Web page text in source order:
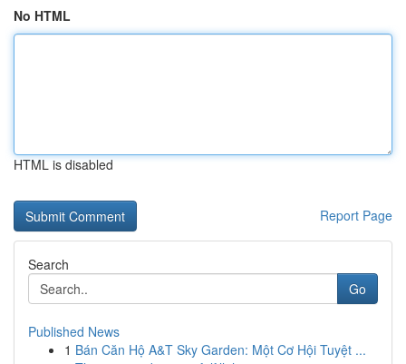
No HTML
HTML is disabled
Report Page
Search
Go
Published News
1 Bán Căn Hộ A&T Sky Garden: Một Cơ Hội Tuyệt ...